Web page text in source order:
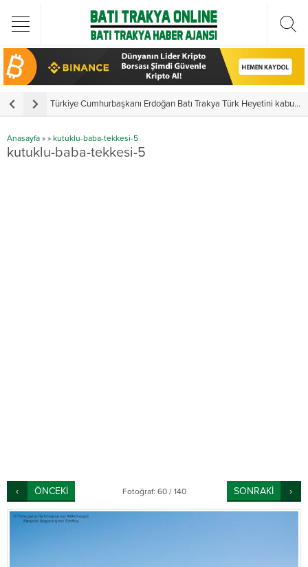
Türkiye Cumhurbaşkanı Erdoğan Batı Trakya Türk Heyetini kabul etti
Anasayfa » » kutuklu-baba-tekkesi-5
kutuklu-baba-tekkesi-5
ÖNCEKİ Fotoğraf: 60 / 140 SONRAKİ